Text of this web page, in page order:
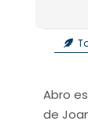
Abro
de